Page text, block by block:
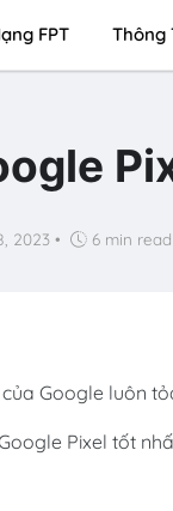
FPT Thông
2023 • 6 min read
Google luôn